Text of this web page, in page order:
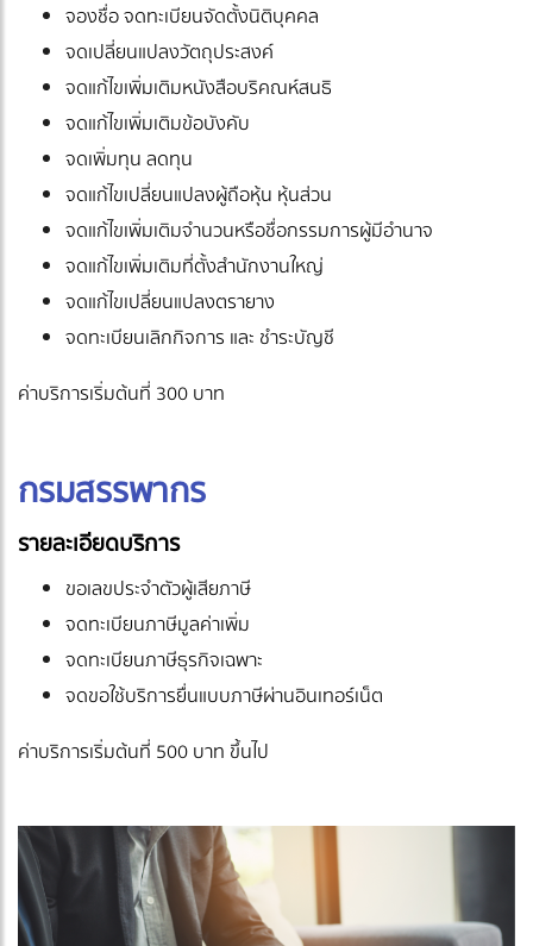
จองชื่อ จดทะเบียนจัดตั้งนิติบุคคล
จดเปลี่ยนแปลงวัตถุประสงค์
จดแก้ไขเพิ่มเติมหนังสือบริคณห์สนธิ
จดแก้ไขเพิ่มเติมข้อบังคับ
จดเพิ่มทุน ลดทุน
จดแก้ไขเปลี่ยนแปลงผู้ถือหุ้น หุ้นส่วน
จดแก้ไขเพิ่มเติมจำนวนหรือชื่อกรรมการผู้มีอำนาจ
จดแก้ไขเพิ่มเติมที่ตั้งสำนักงานใหญ่
จดแก้ไขเปลี่ยนแปลงตรายาง
จดทะเบียนเลิกกิจการ และ ชำระบัญชี
ค่าบริการเริ่มต้นที่ 300 บาท
กรมสรรพากร
รายละเอียดบริการ
ขอเลขประจำตัวผู้เสียภาษี
จดทะเบียนภาษีมูลค่าเพิ่ม
จดทะเบียนภาษีธุรกิจเฉพาะ
จดขอใช้บริการยื่นแบบภาษีผ่านอินเทอร์เน็ต
ค่าบริการเริ่มต้นที่ 500 บาท ขึ้นไป